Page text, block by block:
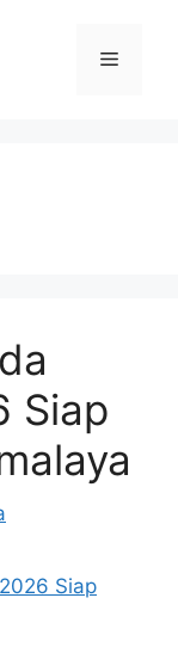
Menu
Siap